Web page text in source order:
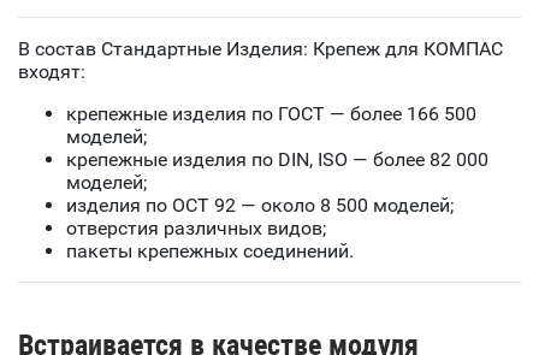
В состав Стандартные Изделия: Крепеж для КОМПАС
входят:
крепежные изделия по ГОСТ — более 166 500
моделей;
крепежные изделия по DIN, ISO — более 82 000
моделей;
изделия по ОСТ 92 — около 8 500 моделей;
отверстия различных видов;
пакеты крепежных соединений.
Встраивается в качестве модуля